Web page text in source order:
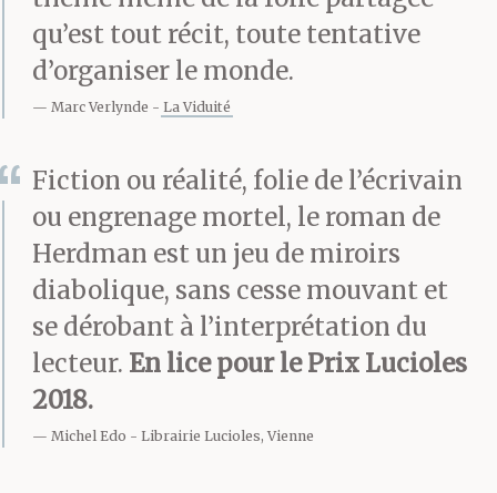
certaine rigueur et
même, peut-être, avec
atteindre. Mais marcher
dans les rues de sa ville
natale en songeant
qu’on peut à tout
moment se faire
assassiner, sans être à
qu’est tout récit, toute tentative
d’organiser le monde.
Marc Verlynde La Viduité
Fiction ou réalité, folie de l’écrivain
ou engrenage mortel, le roman de
Herdman est un jeu de miroirs
diabolique, sans cesse mouvant et
se dérobant à l’interprétation du
lecteur. En lice pour le Prix Lucioles
2018.
Michel Edo Librairie Lucioles, Vienne